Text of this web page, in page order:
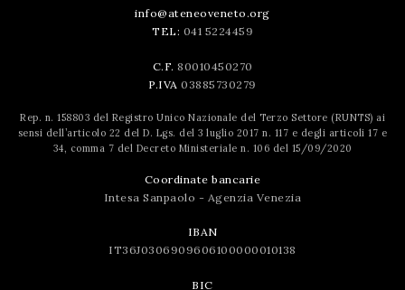
info@ateneoveneto.org
TEL: 041 5224459
C.F. 80010450270
P.IVA 03885730279
Rep. n. 158803 del Registro Unico Nazionale del Terzo Settore (RUNTS) ai
sensi dell’articolo 22 del D. Lgs. del 3 luglio 2017 n. 117 e degli articoli 17 e
34, comma 7 del Decreto Ministeriale n. 106 del 15/09/2020
Coordinate bancarie
Intesa Sanpaolo - Agenzia Venezia
IBAN
IT36J0306909606100000010138
BIC